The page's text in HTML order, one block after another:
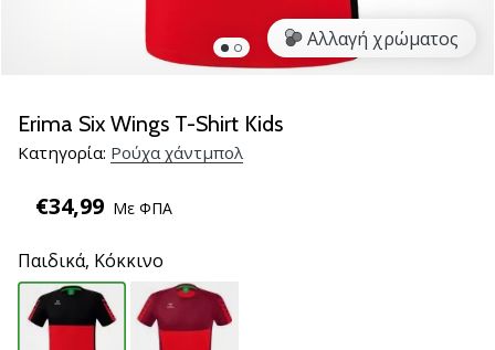
Accelerate
SQD
Ανακάλυψε
τεχνικές
αναβαθμίσεις
και
μάθε
Αλλαγή χρώματος
Erima Six Wings T-Shirt Kids
Κατηγορία: Ρούχα χάντμπολ
€34,99 Με ΦΠΑ
Παιδικά, Κόκκινο